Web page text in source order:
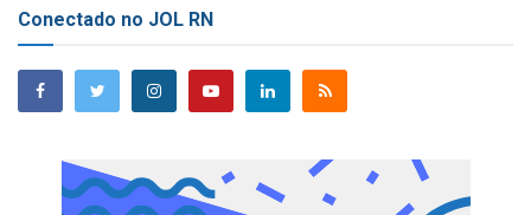
Conectado no JOL RN